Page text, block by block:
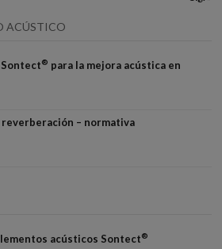
ACÚSTICO
® para la mejora acústica en
reverberación – normativa
acústicos Sontect®